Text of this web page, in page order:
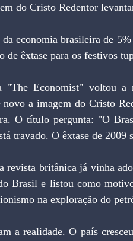
do Cristo Redentor
de êxtase para os festivos
novo a imagem do Cristo
O título pergunta: "O
travado. O êxtase de 2009
Brasil e listou como
na exploração do